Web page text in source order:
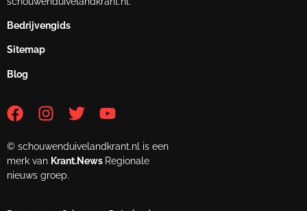
Bedrijvengids
Sitemap
Blog
© schouwenduivelandkrant.nl is een
merk van Krant.News Regionale
nieuws groep.